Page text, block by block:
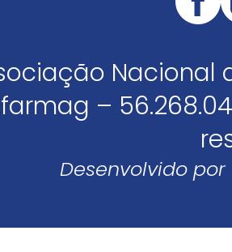
Nacional
–
Desenvolvido por